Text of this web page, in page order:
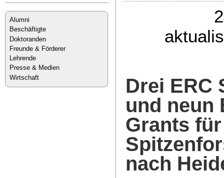
Alumni
Beschäftigte
Doktoranden
Freunde & Förderer
Lehrende
Presse & Medien
Wirtschaft
Drei ERC
und neun
Grants für
nach